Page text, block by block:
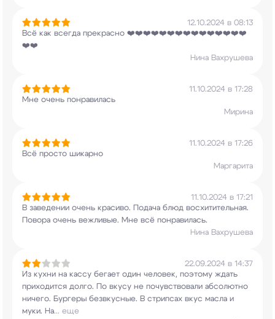
12.10.2024 в 08:13
Всё как всегда прекрасно ❤️❤️❤️❤️❤️❤️❤️❤️❤️❤️❤️❤️❤️❤️❤️
❤️❤️
Нина Вахрушева
11.10.2024 в 17:28
Мне очень понравилась
Мирина
11.10.2024 в 17:26
Всё просто шикарно
Маргарита
11.10.2024 в 17:21
В заведении очень красиво. Подача блюд восхитительная.
Повора очень вежливые. Мне всё понравилась.
Нина Вахрушева
22.09.2024 в 14:37
Из кухни на кассу бегает один человек, поэтому ждать
приходится долго. По вкусу не почувствовали абсолютно
ничего. Бургеры безвкусные. В стрипсах вкус масла и
муки. На... еще